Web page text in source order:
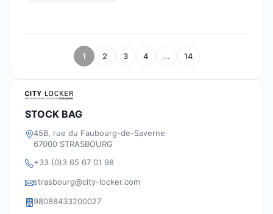
1 2 3 4 … 14
STOCK BAG
45B, rue du Faubourg-de-Saverne
67000 STRASBOURG
+33 (0)3 65 67 01 98
strasbourg@city-locker.com
98088433200027